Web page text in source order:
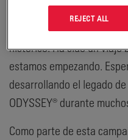
especialidad de
homenaje a un producto
histórico. Ha sido un viaje
estamos empezando.
desarrollando el legado
ODYSSEY® durante
Como parte de esta
REJECT ALL